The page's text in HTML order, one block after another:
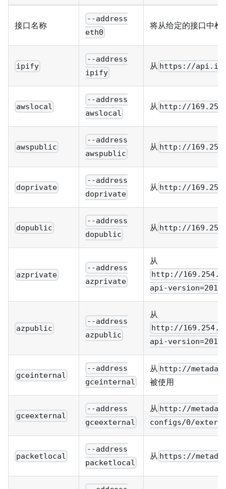
接口名称
--address
eth0
将从给定的接口中检
ipify
--address
ipify
从 https://
awslocal
--address
awslocal
从 http://
awspublic
--address
awspublic
从 http://
doprivate
--address
doprivate
从 http://
dopublic
--address
dopublic
从 http://
azprivate
--address
azprivate
从
http://
api-
azpublic
--address
azpublic
从
http://
api-
gceinternal
--address
gceinternal
从 http://
被使用
gceexternal
--address
gceexternal
从 http://
configs/0/
packetlocal
--address
packetlocal
从 https://